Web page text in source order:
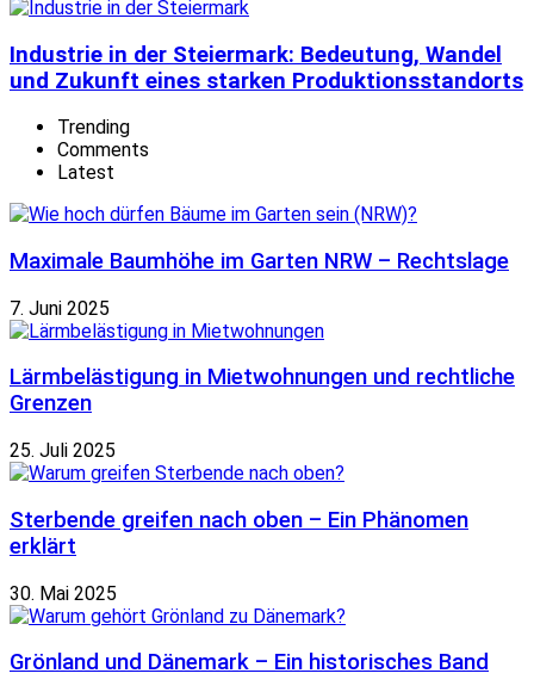
Industrie in der Steiermark: Bedeutung, Wandel
und Zukunft eines starken Produktionsstandorts
Trending
Comments
Latest
Maximale Baumhöhe im Garten NRW – Rechtslage
7. Juni 2025
Lärmbelästigung in Mietwohnungen und rechtliche
Grenzen
25. Juli 2025
Sterbende greifen nach oben – Ein Phänomen
erklärt
30. Mai 2025
Grönland und Dänemark – Ein historisches Band